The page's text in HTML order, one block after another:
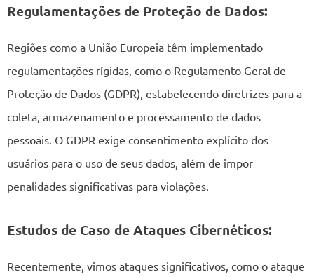
Regulamentações de Proteção de Dados:
Regiões como a União Europeia têm implementado
regulamentações rígidas, como o Regulamento Geral de
Proteção de Dados (GDPR), estabelecendo diretrizes para a
coleta, armazenamento e processamento de dados
pessoais. O GDPR exige consentimento explícito dos
usuários para o uso de seus dados, além de impor
penalidades significativas para violações.
Estudos de Caso de Ataques Cibernéticos:
Recentemente, vimos ataques significativos, como o ataque